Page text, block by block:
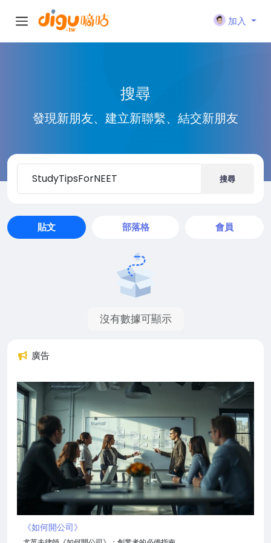
加入
搜尋
發現新朋友、建立新聯繫、結交新朋友
搜尋
貼文 部落格 會員
沒有數據可顯示
廣告
《如何開公司》